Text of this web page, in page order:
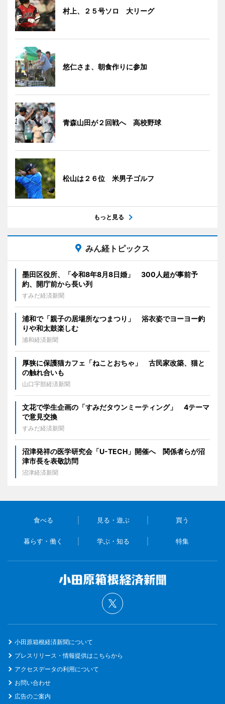
村上、２５号ソロ 大リーグ
悠仁さま、朝食作りに参加
青森山田が２回戦へ 高校野球
松山は２６位 米男子ゴルフ
もっと見る
みん経トピックス
墨田区役所、「令和8年8月8日婚」 300人超が事前予
約、開庁前から長い列
すみだ経済新聞
浦和で「親子の居場所なつまつり」 浴衣姿でヨーヨー釣
りや和太鼓楽しむ
浦和経済新聞
厚狭に保護猫カフェ「ねことおちゃ」 古民家改築、猫と
の触れ合いも
山口宇部経済新聞
文花で学生企画の「すみだタウンミーティング」 4テーマ
で意見交換
すみだ経済新聞
沼津発祥の医学研究会「U-TECH」開催へ 関係者らが沼
津市長を表敬訪問
沼津経済新聞
食べる 見る・遊ぶ 買う
暮らす・働く 学ぶ・知る 特集
小田原箱根経済新聞について
プレスリリース・情報提供はこちらから
アクセスデータの利用について
お問い合わせ
広告のご案内